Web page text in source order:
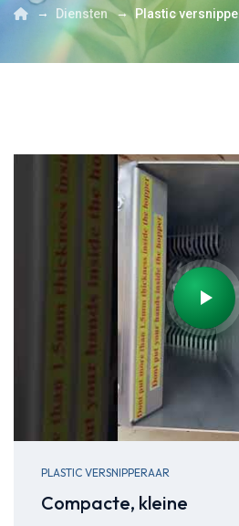
→ Diensten→ Plastic
PLASTIC VERSNIPPERAAR
Compacte, kleine